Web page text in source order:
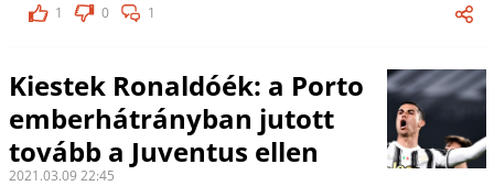
1
0 1
Kiestek Ronaldóék: a Porto
emberhátrányban jutott
tovább a Juventus ellen
2021.03.09 22:45